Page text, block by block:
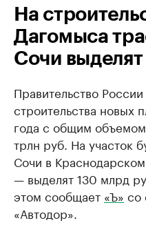
На
Дагомыса
Сочи
Правительство
строительства новых
года с общим
трлн руб. На участок
Сочи в
— выделят 130 млрд
этом сообщает «Ъ» со
«Автодор».